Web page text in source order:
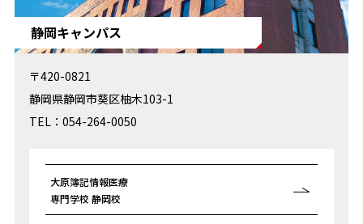
静岡キャンパス
〒420-0821
静岡県静岡市葵区柚木103-1
TEL：054-264-0050
大原簿記情報医療
専門学校 静岡校